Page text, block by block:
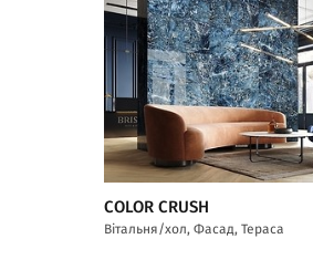
COLOR CRUSH
Вітальня/хол, Фасад, Тераса